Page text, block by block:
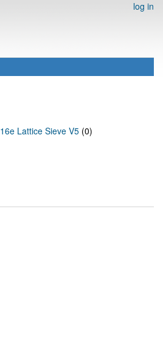
log in
16e Lattice Sieve V5 (0)